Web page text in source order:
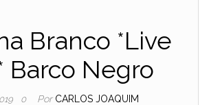
Branco *Live
Barco Negro
0 Por CARLOS JOAQUIM